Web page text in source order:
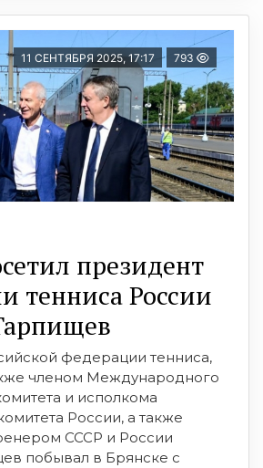
11 СЕНТЯБРЯ 2025, 17:17 793
президент
тенниса России
федерации тенниса,
членом Международного
и исполкома
России, а также
СССР и России
побывал в Брянске с